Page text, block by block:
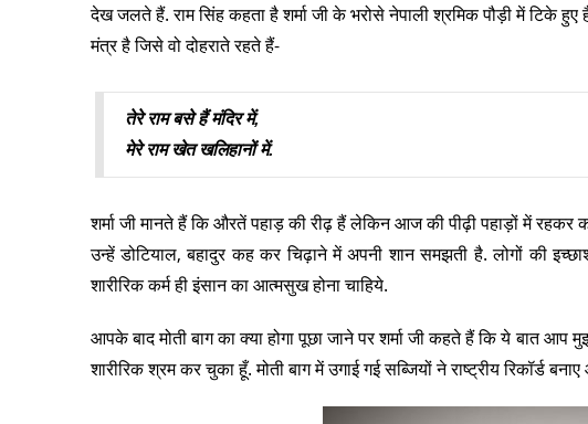
देख जलते हैं. राम सिंह कहता है शर्मा जी के भरोसे नेपाली श्रमिक पौड़ी में टिके
मंत्र है जिसे वो दोहराते रहते हैं-
तेरे राम बसे हैं मंदिर में,
मेरे राम खेत खलिहानों में.
शर्मा जी मानते हैं कि औरतें पहाड़ की रीढ़ हैं लेकिन आज की पीढ़ी पहाड़ों में
उन्हें डोटियाल, बहादुर कह कर चिढ़ाने में अपनी शान समझती है. लोगों की
शारीरिक कर्म ही इंसान का आत्मसुख होना चाहिये.
आपके बाद मोती बाग का क्या होगा पूछा जाने पर शर्मा जी कहते हैं कि ये बात
शारीरिक श्रम कर चुका हूँ. मोती बाग में उगाई गई सब्जियों ने राष्ट्रीय रिकॉर्ड